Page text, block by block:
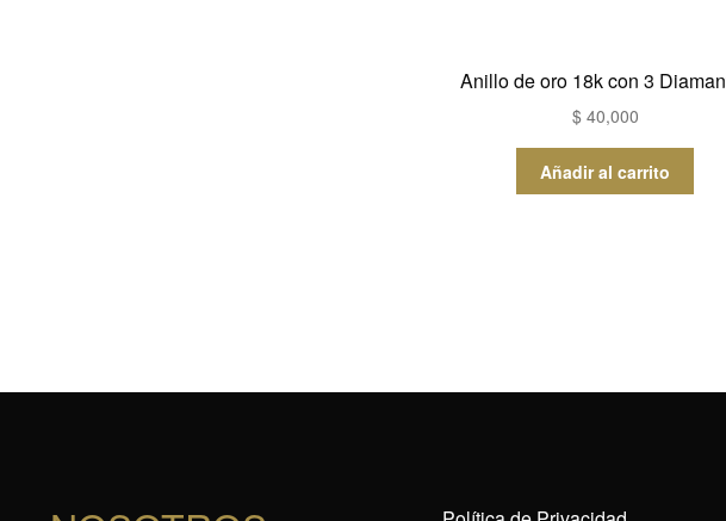
Anillo de oro 18k con 3
$40,000
Añadir al carrito